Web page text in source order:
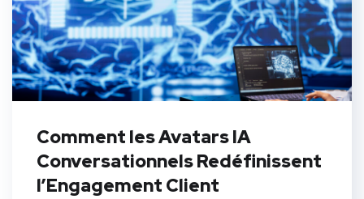
Comment les Avatars IA
Conversationnels Redéfinissent
l’Engagement Client